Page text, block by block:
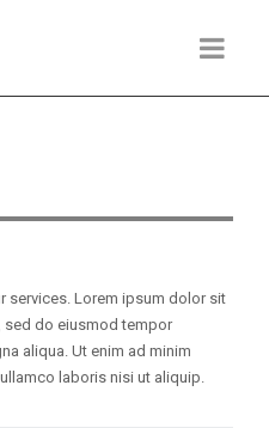
services. Lorem ipsum dolor sit
sed do eiusmod tempor
aliqua. Ut enim ad minim
laboris nisi ut aliquip.